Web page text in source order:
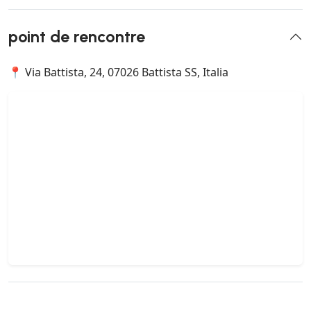
point de rencontre
📍 Via Battista, 24, 07026 Battista SS, Italia